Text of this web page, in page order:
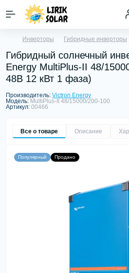
Инверторы Гибридные инверторы
Гибридный солнечный
Energy MultiPlus-II 48/
48В 12 кВт 1 фаза)
Производитель: Victron Energy
Модель: MultiPlus-II 48/15000/200-100
Артикул: 00466
Все о товаре Описание
Популярный Продано